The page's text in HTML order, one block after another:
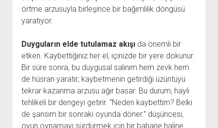
örtme arzusuyla birleşince bir bağımlılık döngüsü
yaratıyor.
Duyguların elde tutulamaz akışıda önemli bir
etken. Kaybettiğiniz her el, içinizde bir yere dokunur.
Bir süre sonra, bu duygusal salınım hem zevk hem
de hüsran yaratır; kaybetmenin getirdiği üzüntüyü
tekrar kazanma arzusu ağır basar. Bu durum, hayli
tehlikeli bir dengeyi getirir. “Neden kaybettim? Belki
de şansım bir sonraki oyunda döner.” düşüncesi,
oyun oynamayı sürdürmek için bir bahane haline